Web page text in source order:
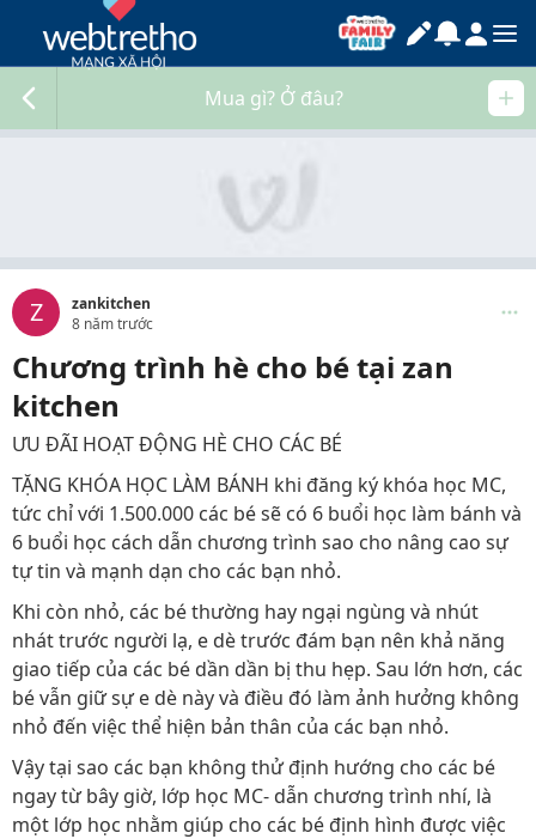
Mua gì? Ở đâu?
Z
zankitchen
8 năm trước
Chương trình hè cho bé tại zan
kitchen
ƯU ĐÃI HOẠT ĐỘNG HÈ CHO CÁC BÉ
TẶNG KHÓA HỌC LÀM BÁNH khi đăng ký khóa học MC,
tức chỉ với 1.500.000 các bé sẽ có 6 buổi học làm bánh và
6 buổi học cách dẫn chương trình sao cho nâng cao sự
tự tin và mạnh dạn cho các bạn nhỏ.
Khi còn nhỏ, các bé thường hay ngại ngùng và nhút
nhát trước người lạ, e dè trước đám bạn nên khả năng
giao tiếp của các bé dần dần bị thu hẹp. Sau lớn hơn, các
bé vẫn giữ sự e dè này và điều đó làm ảnh hưởng không
nhỏ đến việc thể hiện bản thân của các bạn nhỏ.
Vậy tại sao các bạn không thử định hướng cho các bé
ngay từ bây giờ, lớp học MC- dẫn chương trình nhí, là
một lớp học nhằm giúp cho các bé định hình được việc